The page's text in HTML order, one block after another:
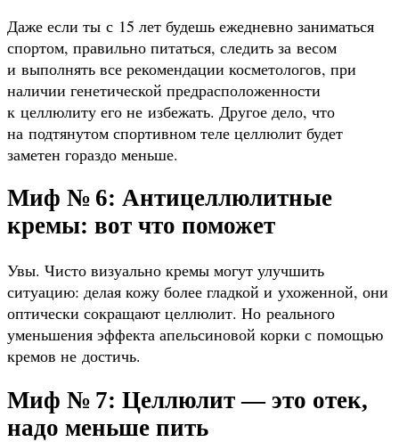
Даже если ты с 15 лет будешь ежедневно заниматься
спортом, правильно питаться, следить за весом
и выполнять все рекомендации косметологов, при
наличии генетической предрасположенности
к целлюлиту его не избежать. Другое дело, что
на подтянутом спортивном теле целлюлит будет
заметен гораздо меньше.
Миф № 6: Антицеллюлитные
кремы: вот что поможет
Увы. Чисто визуально кремы могут улучшить
ситуацию: делая кожу более гладкой и ухоженной, они
оптически сокращают целлюлит. Но реального
уменьшения эффекта апельсиновой корки с помощью
кремов не достичь.
Миф № 7: Целлюлит — это отек,
надо меньше пить